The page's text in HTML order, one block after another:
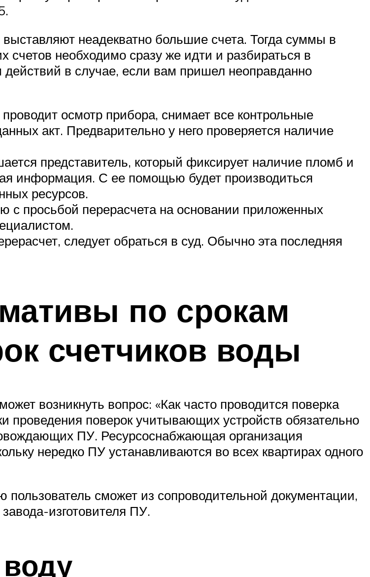
неадекватно большие счета. Тогда суммы в
счетов необходимо сразу же идти и разбираться в
в случае, если вам пришел неоправданно
осмотр прибора, снимает все контрольные
акт. Предварительно у него проверяется наличие
представитель, который фиксирует наличие пломб и
информация. С ее помощью будет производиться
ресурсов.
просьбой перерасчета на основании приложенных
следует обраться в суд. Обычно эта последняя
по срокам
счетчиков воды
возникнуть вопрос: «Как часто проводится поверка
проведения поверок учитывающих устройств обязательно
ПУ. Ресурсоснабжающая организация
нередко ПУ устанавливаются во всех квартирах одного
пользователь сможет из сопроводительной документации,
изготовителя ПУ.